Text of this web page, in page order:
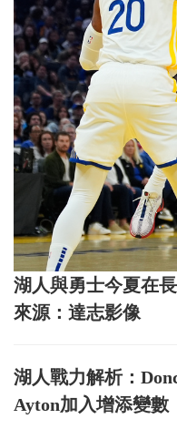
湖人與勇士今夏在
來源：達志影像
湖人戰力解析：
Ayton加入增添變數